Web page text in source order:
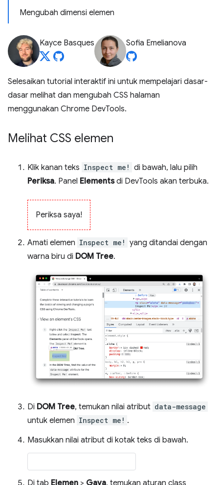
Mengubah dimensi elemen
Kayce Basques Sofia Emelianova
Selesaikan tutorial interaktif ini untuk mempelajari dasar-
dasar melihat dan mengubah CSS halaman
menggunakan Chrome DevTools.
Melihat CSS elemen
Klik kanan teks Inspect me! di bawah, lalu pilih
Periksa. Panel Elementsdi DevTools akan terbuka.
Periksa saya!
Amati elemen Inspect me! yang ditandai dengan
warna biru di DOM Tree.
Di DOM Tree, temukan nilai atribut data-message
untuk elemen Inspect me! .
Masukkan nilai atribut di kotak teks di bawah.
Di tab Elemen > Gaya, temukan aturan class